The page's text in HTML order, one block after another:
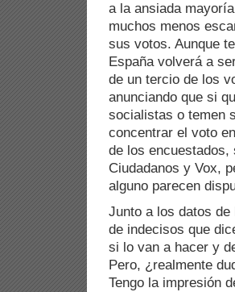
a la ansiada
muchos menos
sus votos. Aunque
España volverá a
de un tercio de los
anunciando que si
socialistas o temen
concentrar el voto
de los encuestados,
Ciudadanos y Vox,
alguno parecen
Junto a los datos
de indecisos que
si lo van a hacer y
Pero, ¿realmente
Tengo la impresión